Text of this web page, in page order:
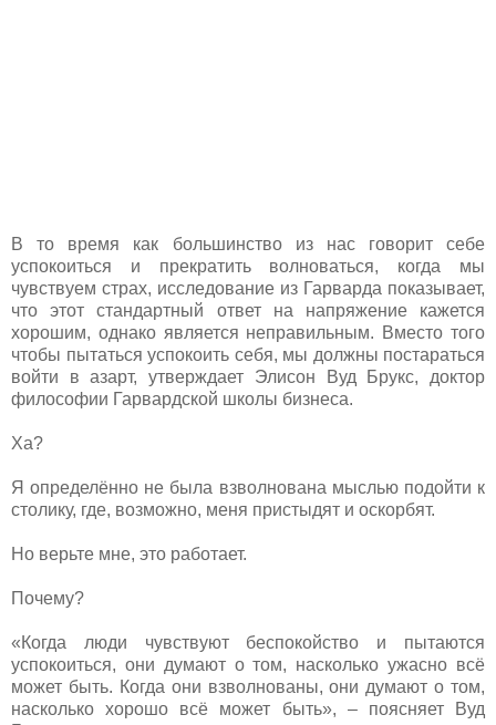
В то время как большинство из нас говорит себе
успокоиться и прекратить волноваться, когда мы
чувствуем страх, исследование из Гарварда показывает,
что этот стандартный ответ на напряжение кажется
хорошим, однако является неправильным. Вместо того
чтобы пытаться успокоить себя, мы должны постараться
войти в азарт, утверждает Элисон Вуд Брукс, доктор
философии Гарвардской школы бизнеса.
Ха?
Я определённо не была взволнована мыслью подойти к
столику, где, возможно, меня пристыдят и оскорбят.
Но верьте мне, это работает.
Почему?
«Когда люди чувствуют беспокойство и пытаются
успокоиться, они думают о том, насколько ужасно всё
может быть. Когда они взволнованы, они думают о том,
насколько хорошо всё может быть», – поясняет Вуд